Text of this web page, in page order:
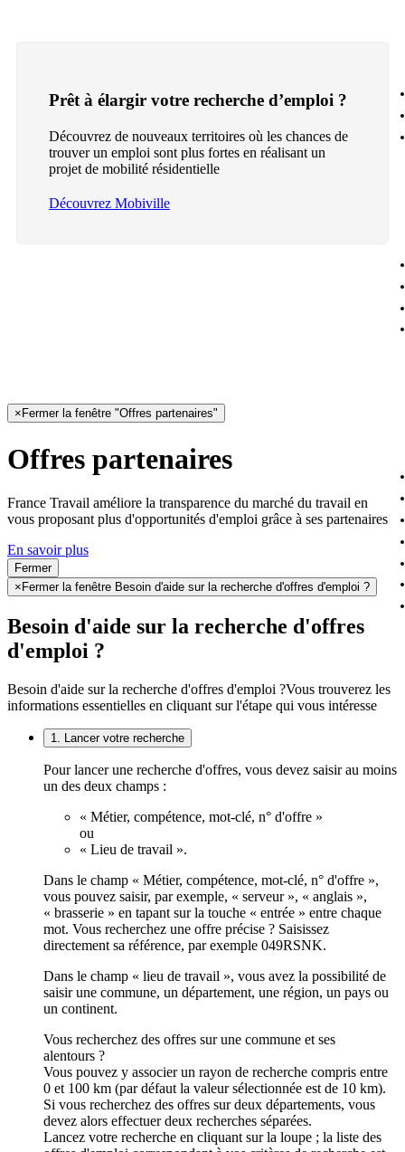
Prêt à élargir votre recherche d’emploi ?
Découvrez de nouveaux territoires où les chances de
trouver un emploi sont plus fortes en réalisant un
projet de mobilité résidentielle
Découvrez Mobiville
× Fermer la fenêtre "Offres partenaires"
Offres partenaires
France Travail améliore la transparence du marché du travail en
vous proposant plus d'opportunités d'emploi grâce à ses partenaires
En savoir plus
Fermer
× Fermer la fenêtre Besoin d'aide sur la recherche d'offres d'emploi ?
Besoin d'aide sur la recherche d'offres
d'emploi ?
Besoin d'aide sur la recherche d'offres d'emploi ?Vous trouverez les
informations essentielles en cliquant sur l'étape qui vous intéresse
1. Lancer votre recherche
Pour lancer une recherche d'offres, vous devez saisir au moins
un des deux champs :
« Métier, compétence, mot-clé, n° d'offre »
ou
« Lieu de travail ».
Dans le champ « Métier, compétence, mot-clé, n° d'offre »,
vous pouvez saisir, par exemple, « serveur », « anglais »,
« brasserie » en tapant sur la touche « entrée » entre chaque
mot. Vous recherchez une offre précise ? Saisissez
directement sa référence, par exemple 049RSNK.
Dans le champ « lieu de travail », vous avez la possibilité de
saisir une commune, un département, une région, un pays ou
un continent.
Vous recherchez des offres sur une commune et ses
alentours ?
Vous pouvez y associer un rayon de recherche compris entre
0 et 100 km (par défaut la valeur sélectionnée est de 10 km).
Si vous recherchez des offres sur deux départements, vous
devez alors effectuer deux recherches séparées.
Lancez votre recherche en cliquant sur la loupe ; la liste des